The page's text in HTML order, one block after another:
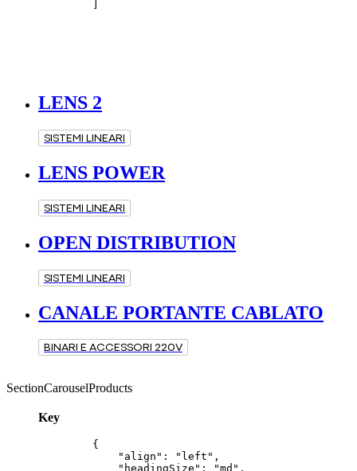
LENS 2
SISTEMI LINEARI
LENS POWER
SISTEMI LINEARI
OPEN DISTRIBUTION
SISTEMI LINEARI
CANALE PORTANTE CABLATO
BINARI E ACCESSORI 220V
SectionCarouselProducts
Key
{
    "align": "left",
    "headingSize": "md",